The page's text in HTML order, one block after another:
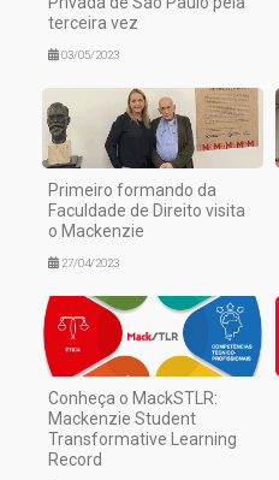
terceira vez
03/05/2023
Primeiro formando da
Faculdade de Direito visita
o Mackenzie
27/04/2023
Conheça o MackSTLR:
Mackenzie Student
Transformative Learning
Record